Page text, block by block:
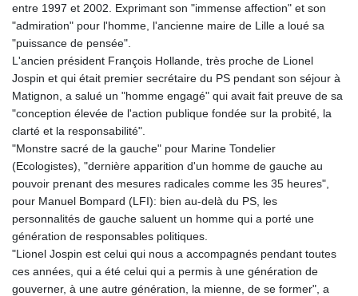
entre 1997 et 2002. Exprimant son "immense affection" et son
"admiration" pour l'homme, l'ancienne maire de Lille a loué sa
"puissance de pensée".
L'ancien président François Hollande, très proche de Lionel
Jospin et qui était premier secrétaire du PS pendant son séjour à
Matignon, a salué un "homme engagé" qui avait fait preuve de sa
"conception élevée de l'action publique fondée sur la probité, la
clarté et la responsabilité".
"Monstre sacré de la gauche" pour Marine Tondelier
(Ecologistes), "dernière apparition d'un homme de gauche au
pouvoir prenant des mesures radicales comme les 35 heures",
pour Manuel Bompard (LFI): bien au-delà du PS, les
personnalités de gauche saluent un homme qui a porté une
génération de responsables politiques.
"Lionel Jospin est celui qui nous a accompagnés pendant toutes
ces années, qui a été celui qui a permis à une génération de
gouverner, à une autre génération, la mienne, de se former", a